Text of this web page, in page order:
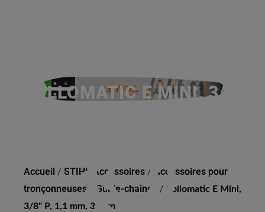
ROLLOMATIC E MINI, 3/8"
Accueil / STIHL Accessoires /
Accessoires pour
tronçonneuses
Guide-chaînes / Rollomatic E Mini,
3/8" P, 1,1 mm, 35 cm